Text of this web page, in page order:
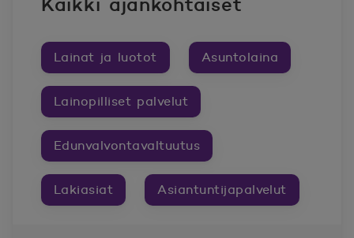
Kaikki ajankohtaiset
Lainat ja luotot Asuntolaina
Lainopilliset palvelut
Edunvalvontavaltuutus
Lakiasiat Asiantuntijapalvelut